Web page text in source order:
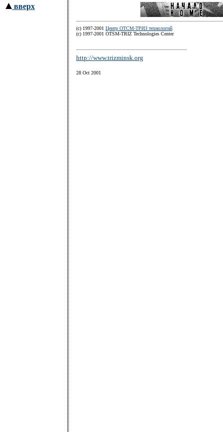
вверх
(c) 1997-2001 Центр ОТСМ-ТРИЗ технологий
(с) 1997-2001 OTSM-TRIZ Technologies Center
http://www.trizminsk.org
28 Oct 2001